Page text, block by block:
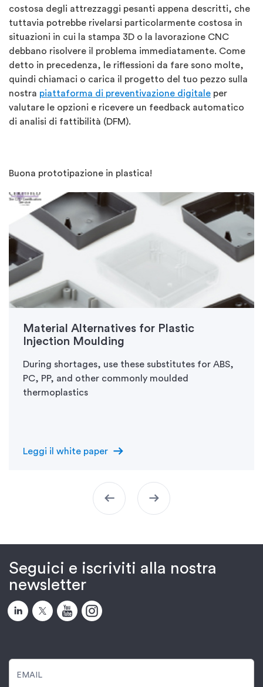
costosa degli attrezzaggi pesanti appena descritti, che
tuttavia potrebbe rivelarsi particolarmente costosa in
situazioni in cui la stampa 3D o la lavorazione CNC
debbano risolvere il problema immediatamente. Come
detto in precedenza, le riflessioni da fare sono molte,
quindi chiamaci o carica il progetto del tuo pezzo sulla
nostra piattaforma di preventivazione digitale per
valutare le opzioni e ricevere un feedback automatico
di analisi di fattibilità (DFM).
Buona prototipazione in plastica!
Material Alternatives for Plastic
Injection Moulding
During shortages, use these substitutes for ABS,
PC, PP, and other commonly moulded
thermoplastics
Leggi il white paper arrow_right_alt
arrow_left_alt arrow_right_alt
Seguici e iscriviti alla nostra
newsletter